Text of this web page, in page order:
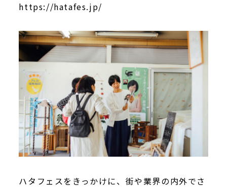
https://hatafes.jp/
ハタフェスをきっかけに、街や業界の内外でさ